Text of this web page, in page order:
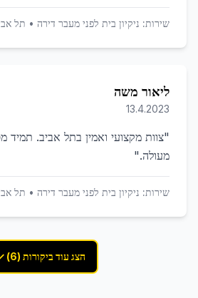
שירות: ניקיון בית לפני מעבר דירה • תל
ליאור משה
13.4.2023
"צוות מקצועי ואמין בתל אביב. תמיד
מעולה."
שירות: ניקיון בית לפני מעבר דירה • תל
הצג עוד ביקורות (6)